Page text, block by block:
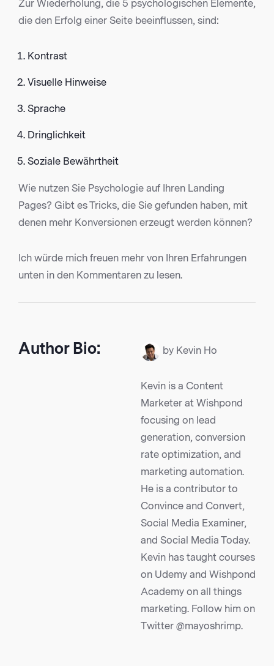
Zur Wiederholung, die 5 psychologischen Elemente,
die den Erfolg einer Seite beeinflussen, sind:
Kontrast
Visuelle Hinweise
Sprache
Dringlichkeit
Soziale Bewährtheit
Wie nutzen Sie Psychologie auf Ihren Landing
Pages? Gibt es Tricks, die Sie gefunden haben, mit
denen mehr Konversionen erzeugt werden können?
Ich würde mich freuen mehr von Ihren Erfahrungen
unten in den Kommentaren zu lesen.
Author Bio: by Kevin Ho
Kevin is a Content
Marketer at Wishpond
focusing on lead
generation, conversion
rate optimization, and
marketing automation.
He is a contributor to
Convince and Convert,
Social Media Examiner,
and Social Media Today.
Kevin has taught courses
on Udemy and Wishpond
Academy on all things
marketing. Follow him on
Twitter @mayoshrimp.